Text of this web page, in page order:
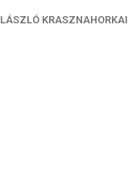
LÁSZLÓ KRASZNAHORKAI